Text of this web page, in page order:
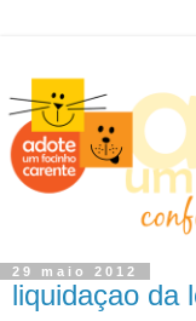
29 maio 2012
liquidaçao da